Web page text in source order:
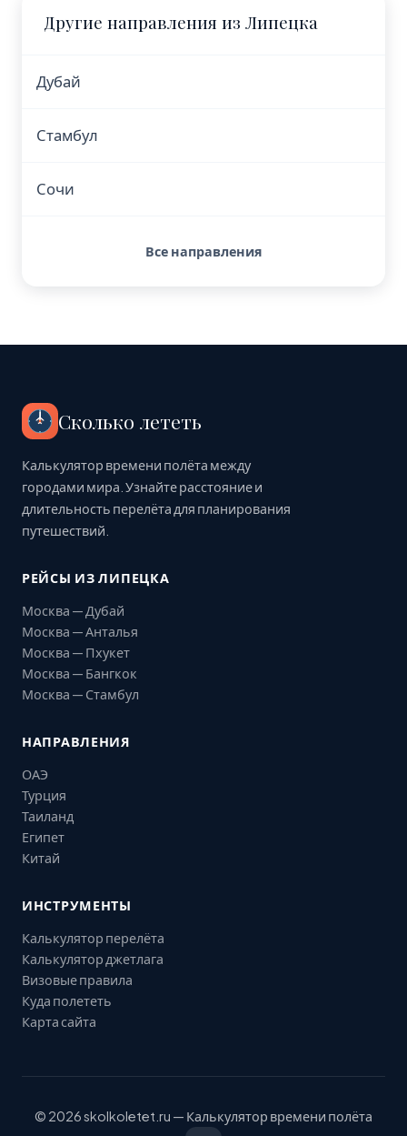
Другие направления из Липецка
Дубай
Стамбул
Сочи
Все направления
Сколько лететь
Калькулятор времени полёта между
городами мира. Узнайте расстояние и
длительность перелёта для планирования
путешествий.
РЕЙСЫ ИЗ ЛИПЕЦКА
Москва — Дубай
Москва — Анталья
Москва — Пхукет
Москва — Бангкок
Москва — Стамбул
НАПРАВЛЕНИЯ
ОАЭ
Турция
Таиланд
Египет
Китай
ИНСТРУМЕНТЫ
Калькулятор перелёта
Калькулятор джетлага
Визовые правила
Куда полететь
Карта сайта
© 2026 skolkoletet.ru — Калькулятор времени полёта